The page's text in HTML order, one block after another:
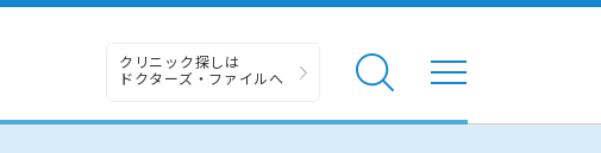
クリニック探しは
ドクターズ・ファイルへ